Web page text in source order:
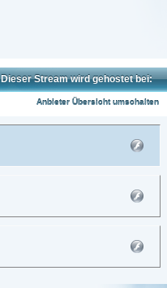
Stream wird gehostet bei:
Anbieter Übersicht umschalten